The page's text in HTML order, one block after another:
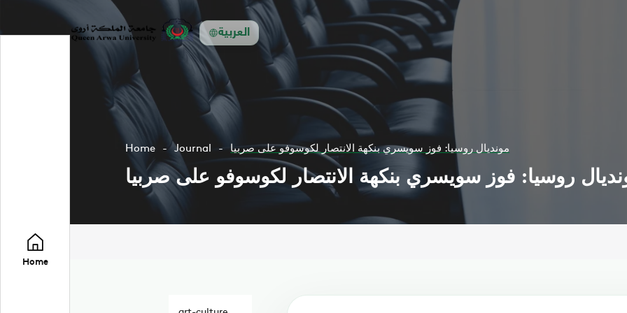
العربية
Home
Home Journal مونديال روسيا: فوز سويسري بنكهة الانتصار لكوسوفو على صربيا
روسيا: فوز سويسري بنكهة الانتصار لكوسوفو على صربيا